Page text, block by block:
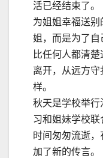
活已经结束了。
为姐姐幸福送别
姐，而是为了自
比任何人都清
离开，从远方
样。
秋天是学校举
习和姐妹学校联
时间匆匆流逝
加了新的传言。